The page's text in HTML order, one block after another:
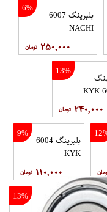
6%
بلبرینگ 6007
NACHI
۲۵۰,۰۰۰
13%
۲۴۰,۰۰۰
9%
بلبرینگ 6004
KYK
۱۱۰,۰۰۰
13%